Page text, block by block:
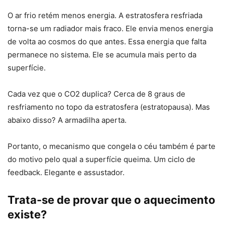
O ar frio retém menos energia. A estratosfera resfriada
torna-se um radiador mais fraco. Ele envia menos energia
de volta ao cosmos do que antes. Essa energia que falta
permanece no sistema. Ele se acumula mais perto da
superfície.
Cada vez que o CO2 duplica? Cerca de 8 graus de
resfriamento no topo da estratosfera (estratopausa). Mas
abaixo disso? A armadilha aperta.
Portanto, o mecanismo que congela o céu também é parte
do motivo pelo qual a superfície queima. Um ciclo de
feedback. Elegante e assustador.
Trata-se de provar que o aquecimento
existe?